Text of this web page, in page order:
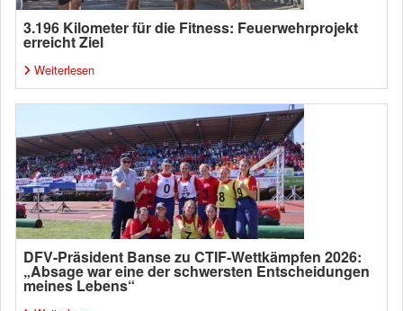
3.196 Kilometer für die Fitness: Feuerwehrprojekt
erreicht Ziel
Weiterlesen
DFV-Präsident Banse zu CTIF-Wettkämpfen 2026:
„Absage war eine der schwersten Entscheidungen
meines Lebens“